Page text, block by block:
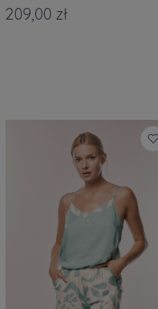
209,00 zł